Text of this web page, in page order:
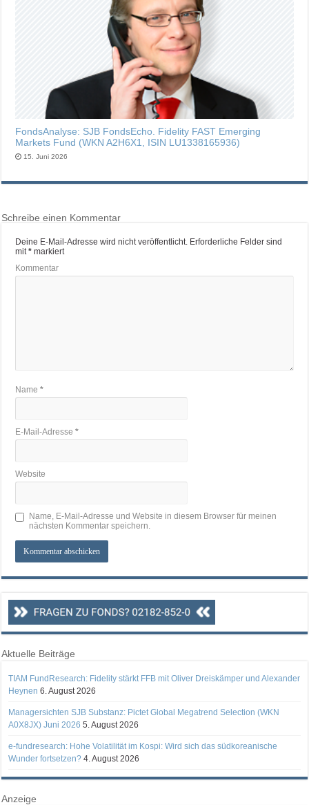
FondsAnalyse: SJB FondsEcho. Fidelity FAST Emerging
Markets Fund (WKN A2H6X1, ISIN LU1338165936)
15. Juni 2026
Schreibe einen Kommentar
Deine E-Mail-Adresse wird nicht veröffentlicht. Erforderliche Felder sind
mit* markiert
Kommentar
Name*
E-Mail-Adresse*
Website
Name, E-Mail-Adresse und Website in diesem Browser für meinen
nächsten Kommentar speichern.
Aktuelle Beiträge
TIAM FundResearch: Fidelity stärkt FFB mit Oliver Dreiskämper und Alexander
Heynen 6. August 2026
Managersichten SJB Substanz: Pictet Global Megatrend Selection (WKN
A0X8JX) Juni 2026 5. August 2026
e-fundresearch: Hohe Volatilität im Kospi: Wird sich das südkoreanische
Wunder fortsetzen? 4. August 2026
Anzeige